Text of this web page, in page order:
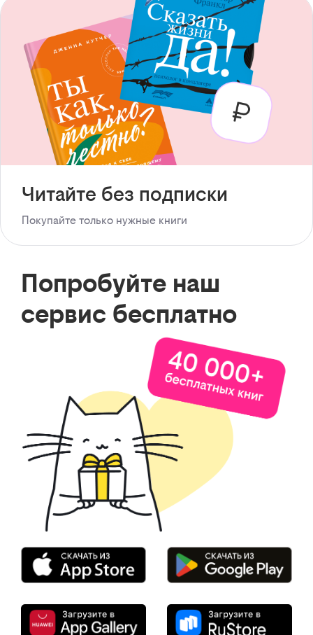
Читайте без подписки
Покупайте только нужные книги
Попробуйте наш
сервис бесплатно